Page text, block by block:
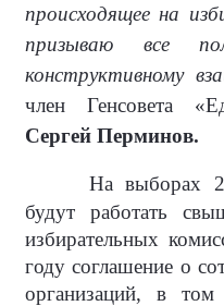
происходящее на
призываю все
конструктивному
член Генсовета
Сергей Перминов.
На выборах
будут работать
избирательных
году соглашение о
организаций, в